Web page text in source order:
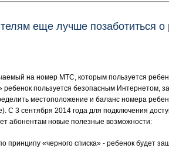
еще лучше позаботиться о
на номер МТС, которым пользуется
пользуется безопасным Интернетом,
местоположение и баланс номера
С 3 сентября 2014 года для подключения
абонентам новые полезные возможности:
принципу «черного списка» - ребенок будет